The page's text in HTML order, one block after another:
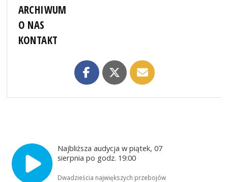
ARCHIWUM
O NAS
KONTAKT
Najbliższa audycja w piątek, 07
sierpnia po godz. 19:00
Dwadzieścia największych przebojów